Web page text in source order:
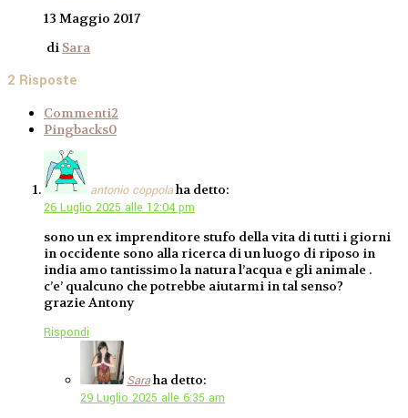
13 Maggio 2017
di Sara
2 Risposte
Commenti2
Pingbacks0
antonio coppolaha detto:
26 Luglio 2025 alle 12:04 pm
sono un ex imprenditore stufo della vita di tutti i giorni
in occidente sono alla ricerca di un luogo di riposo in
india amo tantissimo la natura l’acqua e gli animale .
c’e’ qualcuno che potrebbe aiutarmi in tal senso?
grazie Antony
Rispondi
Saraha detto:
29 Luglio 2025 alle 6:35 am